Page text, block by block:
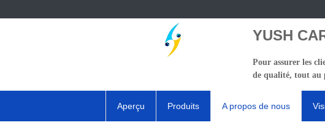
YUSH
Pour assurer les
de qualité, tout au
Aperçu Produits A propos de nous